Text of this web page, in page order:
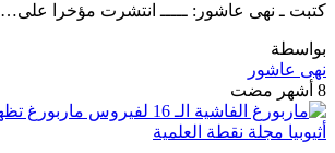
كتبت ـ نهى عاشور: ـــــ انتشرت مؤخرا على…
بواسطة
نهى عاشور
8 أشهر مضت